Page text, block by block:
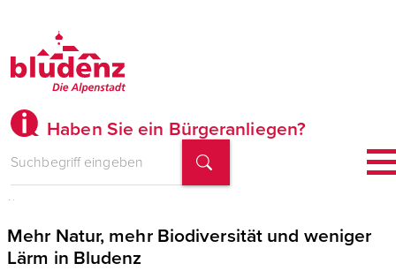
Haben Sie ein Bürgeranliegen?
„Ferien für den Rasenmäher“
Mehr Natur, mehr Biodiversität und weniger
Lärm in Bludenz